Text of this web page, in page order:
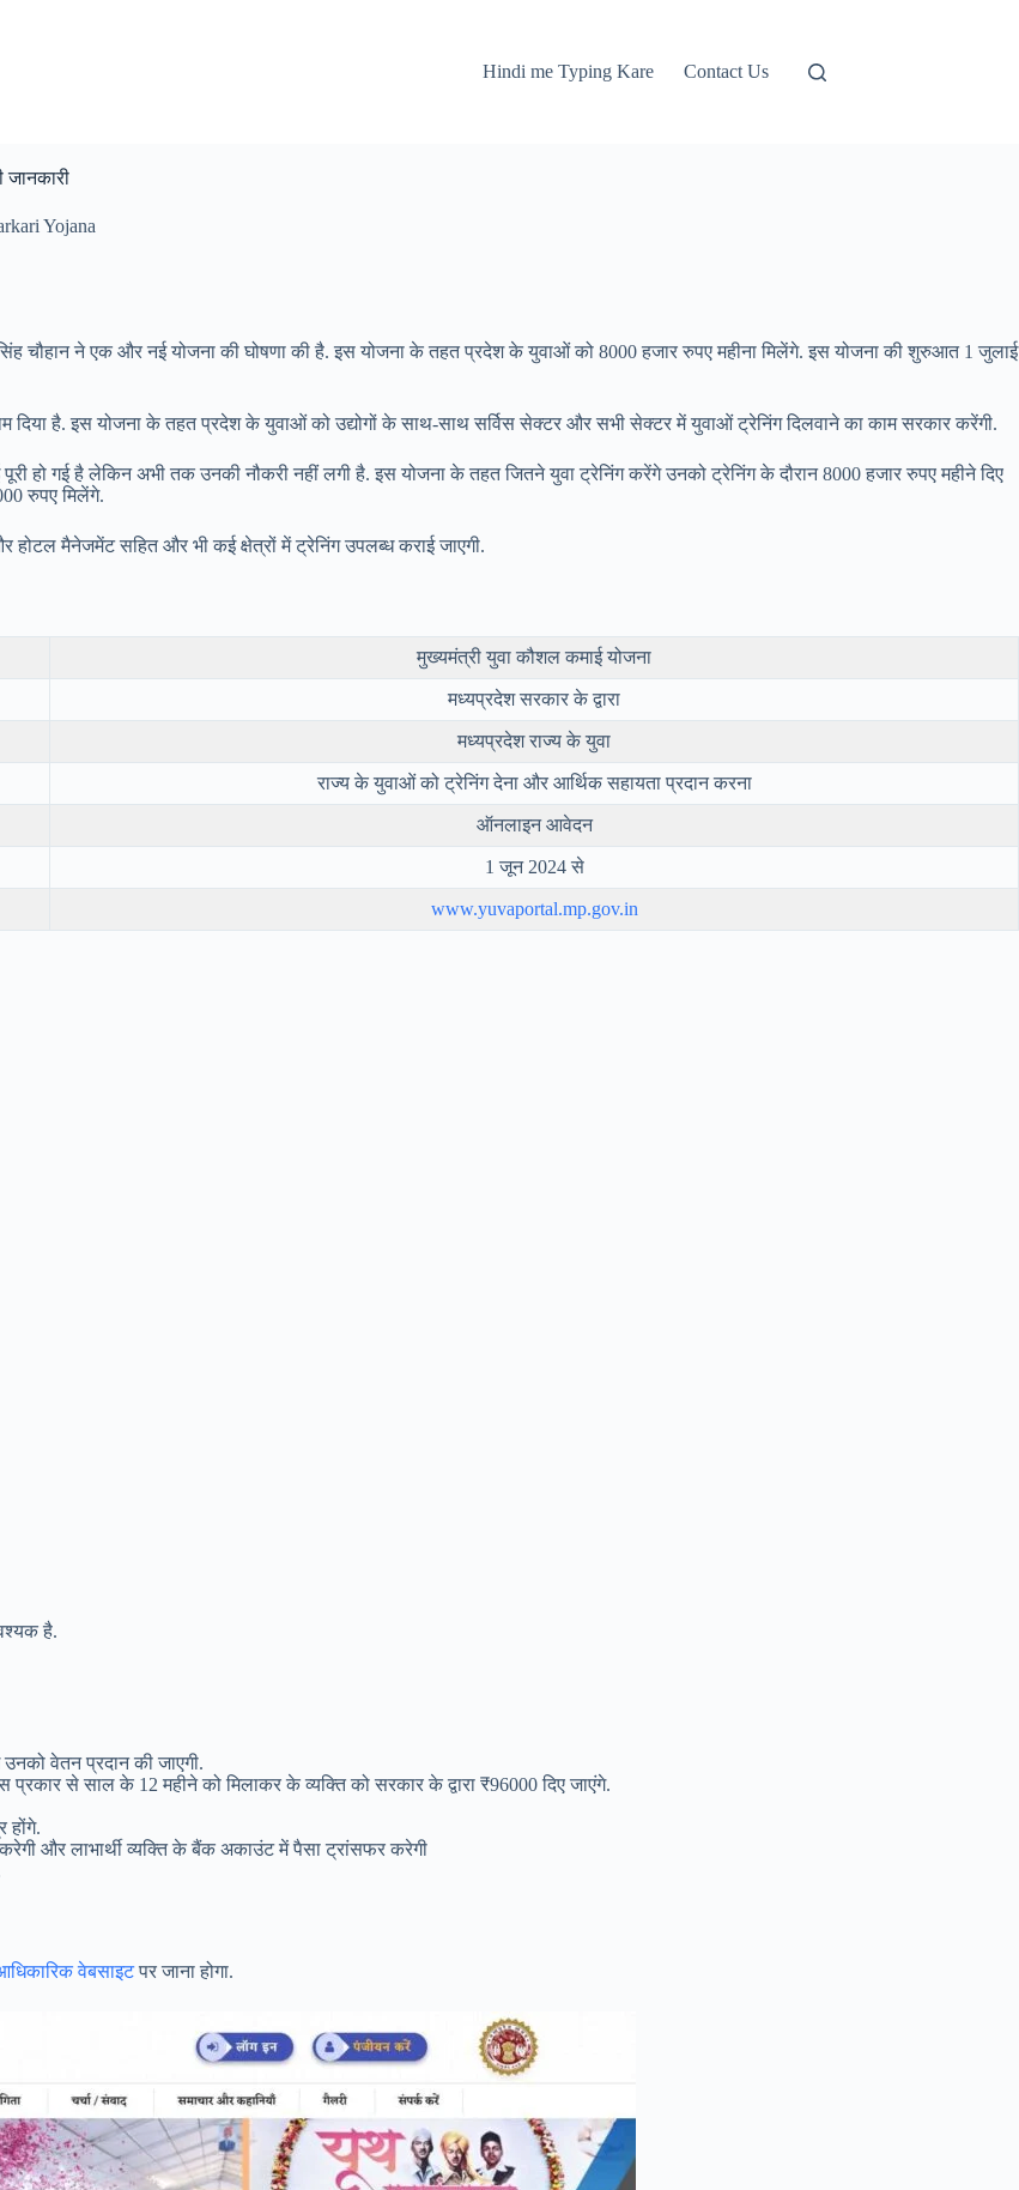
Hindi me Typing Kare Contact Us
Yojana
चौहान ने एक और नई योजना की घोषणा की है. इस योजना के तहत प्रदेश के युवाओं को 8000 हजार रुपए महीना मिलेंगे. इस योजना की शुरुआत 1 जुलाई
दिया है. इस योजना के तहत प्रदेश के युवाओं को उद्योगों के साथ-साथ सर्विस सेक्टर और सभी सेक्टर में युवाओं ट्रेनिंग दिलवाने का काम सरकार करेंगी.
हो गई है लेकिन अभी तक उनकी नौकरी नहीं लगी है. इस योजना के तहत जितने युवा ट्रेनिंग करेंगे उनको ट्रेनिंग के दौरान 8000 हजार रुपए महीने दिए
रुपए मिलेंगे.
होटल मैनेजमेंट सहित और भी कई क्षेत्रों में ट्रेनिंग उपलब्ध कराई जाएगी.
मुख्यमंत्री युवा कौशल कमाई योजना
मध्यप्रदेश सरकार के द्वारा
मध्यप्रदेश राज्य के युवा
राज्य के युवाओं को ट्रेनिंग देना और आर्थिक सहायता प्रदान करना
ऑनलाइन आवेदन
1 जून 2024 से
www.yuvaportal.mp.gov.in
है.
वेतन प्रदान की जाएगी.
प्रकार से साल के 12 महीने को मिलाकर के व्यक्ति को सरकार के द्वारा ₹96000 दिए जाएंगे.
होंगे.
और लाभार्थी व्यक्ति के बैंक अकाउंट में पैसा ट्रांसफर करेगी
वेबसाइटपर जाना होगा.